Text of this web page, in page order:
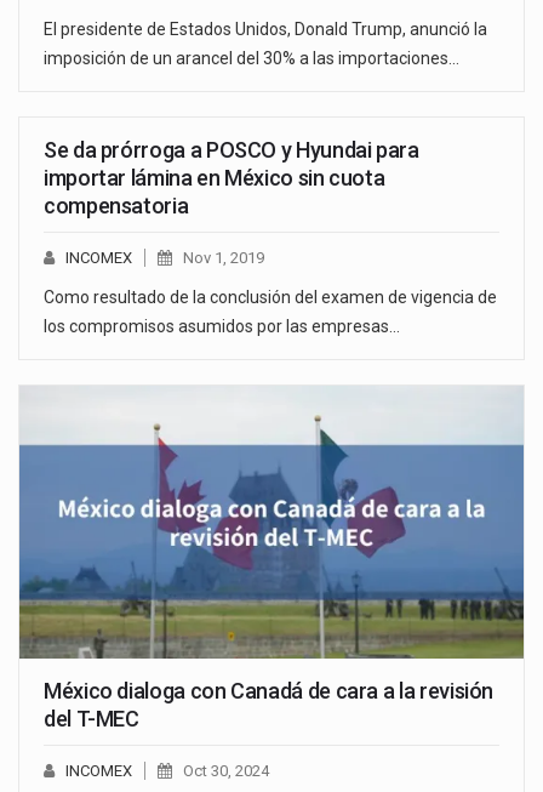
El presidente de Estados Unidos, Donald Trump, anunció la
imposición de un arancel del 30% a las importaciones…
Se da prórroga a POSCO y Hyundai para
importar lámina en México sin cuota
compensatoria
INCOMEX Nov 1, 2019
Como resultado de la conclusión del examen de vigencia de
los compromisos asumidos por las empresas…
México dialoga con Canadá de cara a la revisión
del T-MEC
INCOMEX Oct 30, 2024